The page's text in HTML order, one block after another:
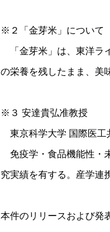
※２「金芽米」について
「金芽米」は、東洋ラ
の栄養を残したまま、美
※３ 安達貴弘准教授
東京科学大学 国際医工
免疫学・食品機能性・
究実績を有する。産学連
本件のリリースおよび発